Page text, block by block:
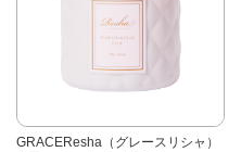
GRACEResha（グレースリシャ）